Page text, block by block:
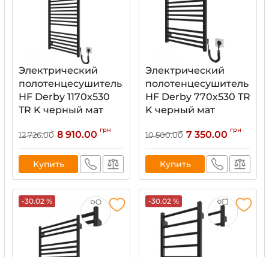
Электрический
полотенцесушитель
HF Derby 1170х530
TR K черный мат
12 726.00 8 910.00 грн
Купить
Электрический
полотенцесушитель
HF Derby 770х530 TR
K черный мат
10 500.00 7 350.00 грн
Купить
-30.02 % -30.02 %